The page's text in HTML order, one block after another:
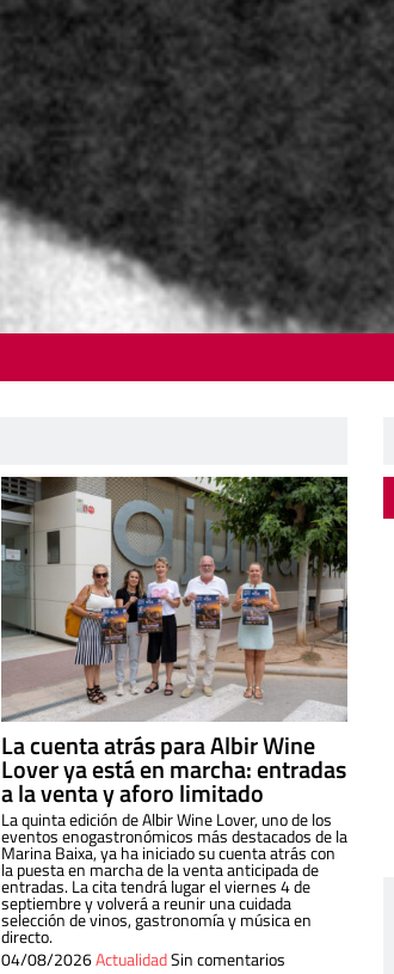
La cuenta atrás para Albir Wine
Lover ya está en marcha: entradas
a la venta y aforo limitado
La quinta edición de Albir Wine Lover, uno de los
eventos enogastronómicos más destacados de la
Marina Baixa, ya ha iniciado su cuenta atrás con
la puesta en marcha de la venta anticipada de
entradas. La cita tendrá lugar el viernes 4 de
septiembre y volverá a reunir una cuidada
selección de vinos, gastronomía y música en
directo.
04/08/2026ActualidadSin comentarios